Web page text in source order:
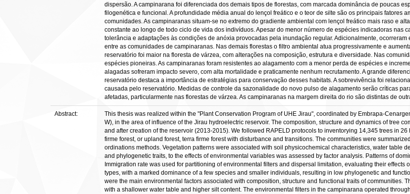
dispersão. A campinarana foi diferenciada dos demais tipos de florestas, com marcada dominância de poucas
filogenética e funcional. A profundidade média anual do lençol freático e o teor de silte são os principais fatores
comunidades. As campinaranas situam-se no extremo do gradiente ambiental com lençol freático mais raso e
constante ao longo de todo ciclo de vida dos indivíduos. Apesar do menor número de espécies indicadoras nas
tolerância e adaptações às condições de anóxia provocadas pela inundação regular. Adicionalmente,
entre as comunidades de campinaranas. Nas demais florestas o filtro ambiental atua progressivamente e
reservatório foi maior na floresta de várzea, com alterações na composição, estrutura e diversidade. Nas
espécies pioneiras. As campinaranas foram resistentes ao alagamento com a menor perda de espécies e
alagadas sofreram impacto severo, com alta mortalidade e praticamente nenhum recrutamento. A grande
reservatório destaca a importância de estratégias para conservação desses habitats. A sobrevivência foi
causada pelo reservatório. Medidas de controle da sazonalidade do novo pulso de alagamento serão críticas
afetadas, particularmente nas florestas de várzea. As campinaranas na margem direita do rio são distintas de
Abstract:
This thesis was realized within the "Plant Conservation Program of UHE Jirau", coordinated by Embrapa-
W), in the area of influence of the Jirau hydroelectric reservoir. The composition, structure and dynamics of tree
and after creation of the reservoir (2013-2015). We followed RAPELD protocols to inventorying 14,345 trees in
firme forest, or upland forest, terra firme forest with disturbance and transitions. The communities were
ordinations methods. Vegetation patterns were associated with soil physicochemical characteristics, water table
and phylogenetic traits, to the effects of environmental variables was assessed by factor analysis. Patterns of
Immigration rate was used for partitioning of environmental filters and dispersal limitation, evaluating their
types, with a marked dominance of a few species and smaller individuals, resulting in low phylogenetic and
were the main environmental factors associated with composition, structure and functional traits of communities.
with a shallower water table and higher silt content. The environmental filters in the campinarana operated